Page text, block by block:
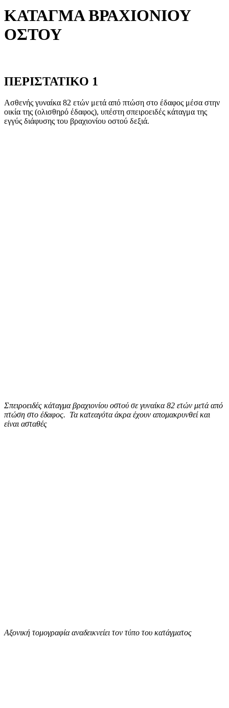
ΚΑΤΑΓΜΑ ΒΡΑΧΙΟΝΙΟΥ
ΟΣΤΟΥ
ΠΕΡΙΣΤΑΤΙΚΟ 1
Ασθενής γυναίκα 82 ετών μετά από πτώση στο έδαφος μέσα στην
οικία της (ολισθηρό έδαφος), υπέστη σπειροειδές κάταγμα της
εγγύς διάφυσης του βραχιονίου οστού δεξιά.
Σπειροειδές κάταγμα βραχιονίου οστού σε γυναίκα 82 ετών μετά από
πτώση στο έδαφος. Τα κατεαγότα άκρα έχουν απομακρυνθεί και
είναι ασταθές
Αξονική τομογραφία αναδεικνείει τον τύπο του κατάγματος